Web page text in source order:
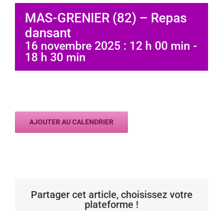
MAS-GRENIER (82) – Repas
dansant
16 novembre 2025 : 12 h 00 min -
18 h 30 min
AJOUTER AU CALENDRIER
Partager cet article, choisissez votre
plateforme !